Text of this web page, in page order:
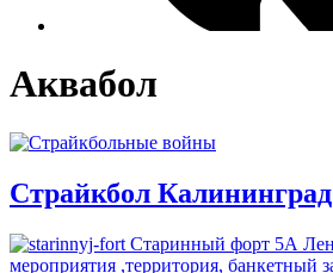
Аквабол
Страйкбол Калининград